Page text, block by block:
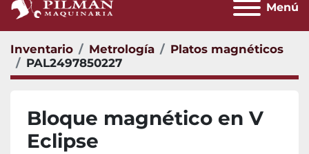
Menú
Inventario Metrología
Platos magnéticos
PAL2497850227
Bloque magnético en V
Eclipse